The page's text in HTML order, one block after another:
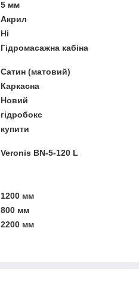
5 мм
Акрил
Ні
Гідромасажна кабіна
Сатин (матовий)
Каркасна
Новий
гідробокс
купити
Veronis BN-5-120 L
1200 мм
800 мм
2200 мм